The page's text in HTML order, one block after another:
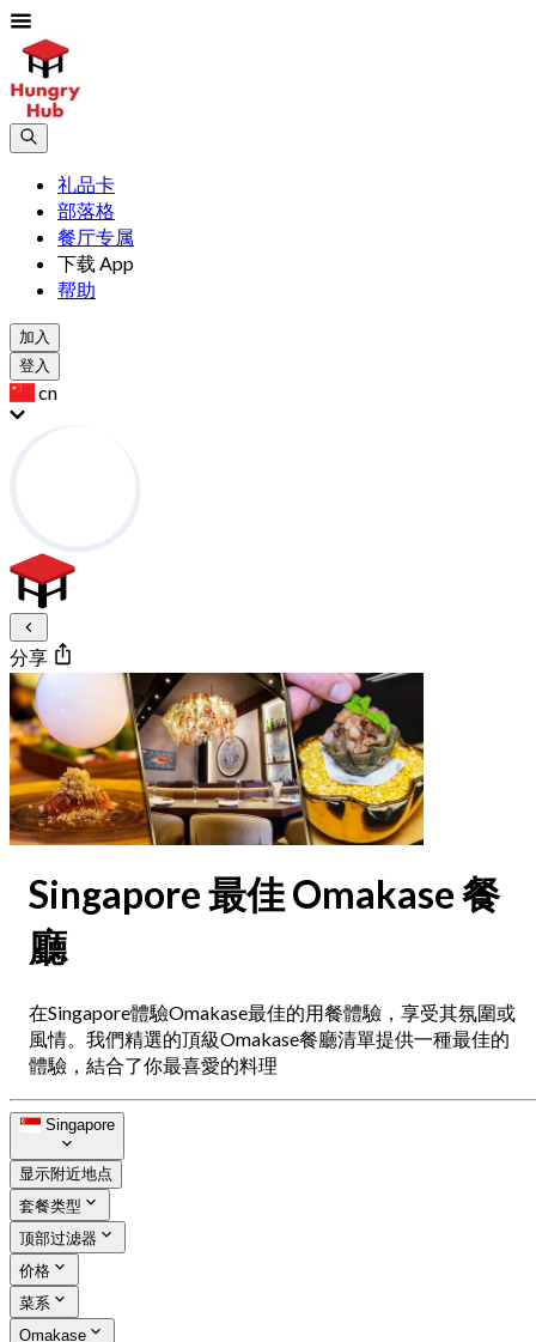
礼品卡
部落格
餐厅专属
下载 App
帮助
加入
登入
cn
分享
Singapore 最佳 Omakase 餐
廳
在Singapore體驗Omakase最佳的用餐體驗，享受其氛圍或
風情。我們精選的頂級Omakase餐廳清單提供一種最佳的
體驗，結合了你最喜愛的料理
Singapore
显示附近地点
套餐类型
顶部过滤器
价格
菜系
Omakase